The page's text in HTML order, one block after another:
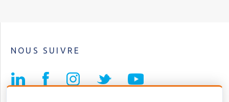
NOUS SUIVRE